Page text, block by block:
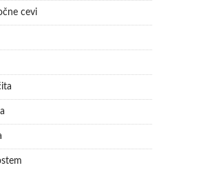
cevi